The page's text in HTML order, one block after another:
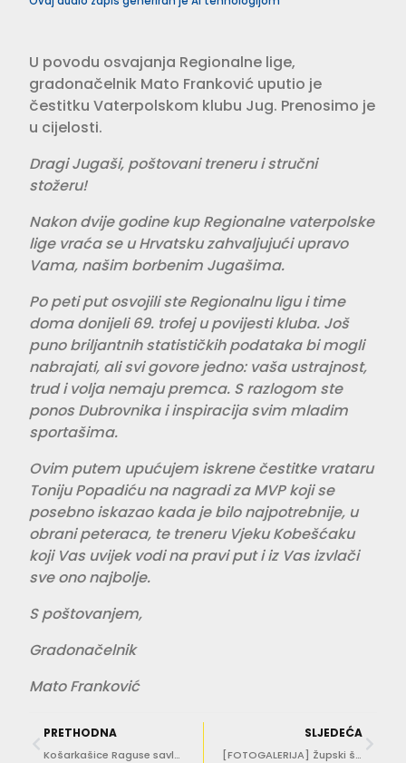
U povodu osvajanja Regionalne lige,
gradonačelnik Mato Franković uputio je
čestitku Vaterpolskom klubu Jug. Prenosimo je
u cijelosti.
Dragi Jugaši, poštovani treneru i stručni
stožeru!
Nakon dvije godine kup Regionalne vaterpolske
lige vraća se u Hrvatsku zahvaljujući upravo
Vama, našim borbenim Jugašima.
Po peti put osvojili ste Regionalnu ligu i time
doma donijeli 69. trofej u povijesti kluba. Još
puno briljantnih statističkih podataka bi mogli
nabrajati, ali svi govore jedno: vaša ustrajnost,
trud i volja nemaju premca. S razlogom ste
ponos Dubrovnika i inspiracija svim mladim
sportašima.
Ovim putem upućujem iskrene čestitke vrataru
Toniju Popadiću na nagradi za MVP koji se
posebno iskazao kada je bilo najpotrebnije, u
obrani peteraca, te treneru Vjeku Kobešćaku
koji Vas uvijek vodi na pravi put i iz Vas izvlači
sve ono najbolje.
S poštovanjem,
Gradonačelnik
Mato Franković
PRETHODNA
Košarkašice Raguse savladale ekipu Medveščaka, uspješne u svim kategorijama
SLJEDEĆA
[FOTOGALERIJA] Župski školarci uživali u Danu sporta. Evo tko se sve natjecao!